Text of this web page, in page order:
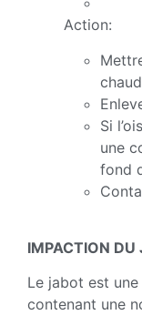
Action:
Si
une
fond
IMPACTION DU
Le jabot est
contenant une